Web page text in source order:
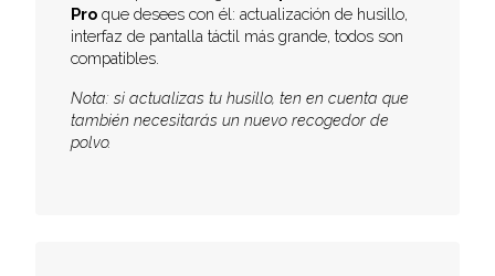
Pro que desees con él: actualización de husillo,
interfaz de pantalla táctil más grande, todos son
compatibles.
Nota: si actualizas tu husillo, ten en cuenta que
también necesitarás un nuevo recogedor de
polvo.